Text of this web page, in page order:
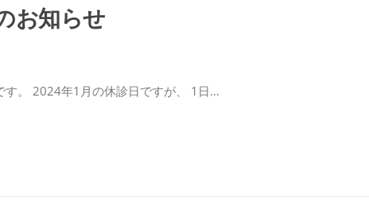
お知らせ
。 2024年1月の休診日ですが、 1日…